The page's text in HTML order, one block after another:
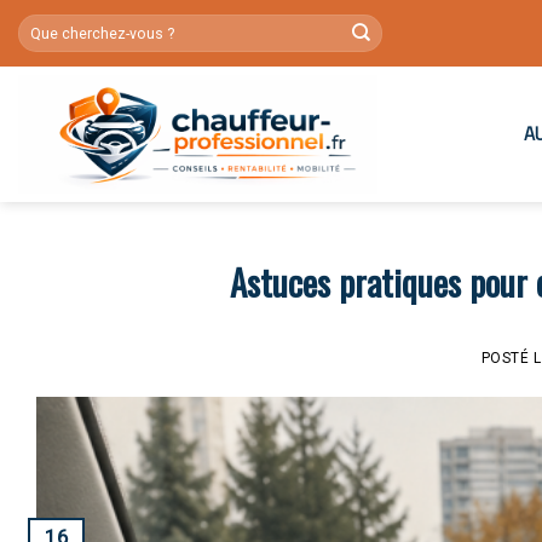
Skip
Astuces pratiques
POSTÉ
16